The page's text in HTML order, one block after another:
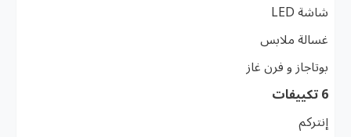
شاشة LED
غسالة ملابس
بوتاجاز و فرن غاز
6 تكييفات
إنتركم